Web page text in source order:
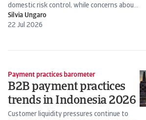
domestic risk control, while concerns about
economic slowdown and sector-specific...
Silvia Ungaro
22 Jul 2026
Payment practices barometer
B2B payment practices
trends in Indonesia 2026
Customer liquidity pressures continue to